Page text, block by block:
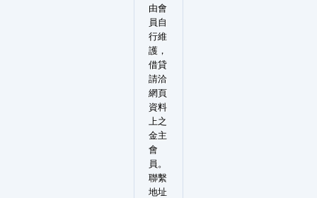
由會
員自
行維
護，
借貸
請洽
網頁
資料
上之
金主
會
員。
聯繫
地址